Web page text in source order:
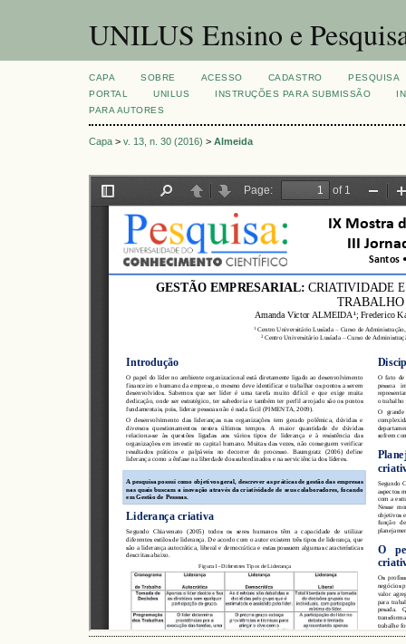
UNILUS Ensino e
CAPA SOBRE ACESSO CADASTRO
PESQUISA
PORTAL
UNILUS INSTRUÇÕES PARA SUBMISSÃO
PARA AUTORES
Capa > v. 13, n. 30 (2016) > Almeida